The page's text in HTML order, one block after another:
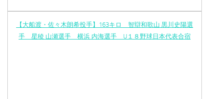
【大船渡・佐々木朗希投手】163キロ 智辯和歌山 黒川史陽選
手 星稜 山瀬選手 横浜 内海選手 U１８野球日本代表合宿